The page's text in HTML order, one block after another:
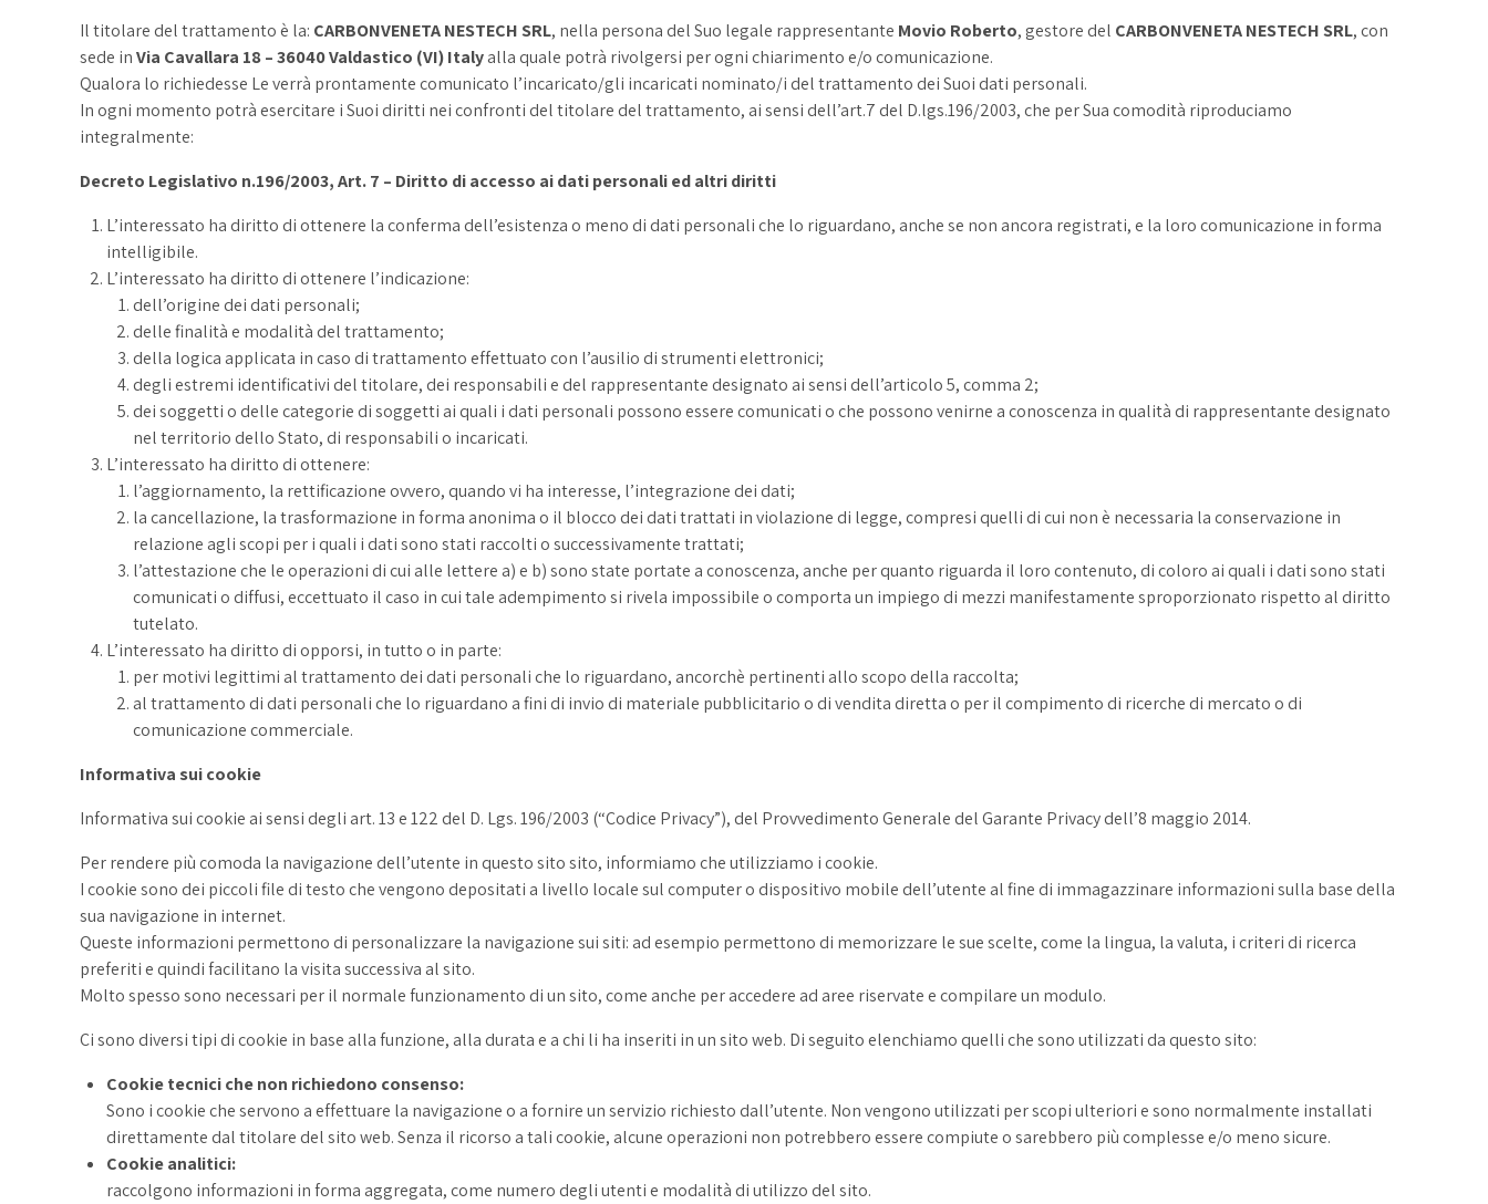
Il titolare del trattamento è la: CARBONVENETA NESTECH SRL, nella persona del Suo legale rappresentante Movio Roberto, gestore del CARBONVENETA NESTECH SRL, con
sede inVia Cavallara 18 – 36040 Valdastico (VI) Italyalla quale potrà rivolgersi per ogni chiarimento e/o comunicazione.
Qualora lo richiedesse Le verrà prontamente comunicato l’incaricato/gli incaricati nominato/i del trattamento dei Suoi dati personali.
In ogni momento potrà esercitare i Suoi diritti nei confronti del titolare del trattamento, ai sensi dell’art.7 del D.lgs.196/2003, che per Sua comodità riproduciamo
integralmente:
Decreto Legislativo n.196/2003, Art. 7 – Diritto di accesso ai dati personali ed altri diritti
L’interessato ha diritto di ottenere la conferma dell’esistenza o meno di dati personali che lo riguardano, anche se non ancora registrati, e la loro comunicazione in forma
intelligibile.
L’interessato ha diritto di ottenere l’indicazione:
dell’origine dei dati personali;
delle finalità e modalità del trattamento;
della logica applicata in caso di trattamento effettuato con l’ausilio di strumenti elettronici;
degli estremi identificativi del titolare, dei responsabili e del rappresentante designato ai sensi dell’articolo 5, comma 2;
dei soggetti o delle categorie di soggetti ai quali i dati personali possono essere comunicati o che possono venirne a conoscenza in qualità di rappresentante designato
nel territorio dello Stato, di responsabili o incaricati.
L’interessato ha diritto di ottenere:
l’aggiornamento, la rettificazione ovvero, quando vi ha interesse, l’integrazione dei dati;
la cancellazione, la trasformazione in forma anonima o il blocco dei dati trattati in violazione di legge, compresi quelli di cui non è necessaria la conservazione in
relazione agli scopi per i quali i dati sono stati raccolti o successivamente trattati;
l’attestazione che le operazioni di cui alle lettere a) e b) sono state portate a conoscenza, anche per quanto riguarda il loro contenuto, di coloro ai quali i dati sono stati
comunicati o diffusi, eccettuato il caso in cui tale adempimento si rivela impossibile o comporta un impiego di mezzi manifestamente sproporzionato rispetto al diritto
tutelato.
L’interessato ha diritto di opporsi, in tutto o in parte:
per motivi legittimi al trattamento dei dati personali che lo riguardano, ancorchè pertinenti allo scopo della raccolta;
al trattamento di dati personali che lo riguardano a fini di invio di materiale pubblicitario o di vendita diretta o per il compimento di ricerche di mercato o di
comunicazione commerciale.
Informativa sui cookie
Informativa sui cookie ai sensi degli art. 13 e 122 del D. Lgs. 196/2003 (“Codice Privacy”), del Provvedimento Generale del Garante Privacy dell’8 maggio 2014.
Per rendere più comoda la navigazione dell’utente in questo sito sito, informiamo che utilizziamo i cookie.
I cookie sono dei piccoli file di testo che vengono depositati a livello locale sul computer o dispositivo mobile dell’utente al fine di immagazzinare informazioni sulla base della
sua navigazione in internet.
Queste informazioni permettono di personalizzare la navigazione sui siti: ad esempio permettono di memorizzare le sue scelte, come la lingua, la valuta, i criteri di ricerca
preferiti e quindi facilitano la visita successiva al sito.
Molto spesso sono necessari per il normale funzionamento di un sito, come anche per accedere ad aree riservate e compilare un modulo.
Ci sono diversi tipi di cookie in base alla funzione, alla durata e a chi li ha inseriti in un sito web. Di seguito elenchiamo quelli che sono utilizzati da questo sito:
Cookie tecnici che non richiedono consenso:
Sono i cookie che servono a effettuare la navigazione o a fornire un servizio richiesto dall’utente. Non vengono utilizzati per scopi ulteriori e sono normalmente installati
direttamente dal titolare del sito web. Senza il ricorso a tali cookie, alcune operazioni non potrebbero essere compiute o sarebbero più complesse e/o meno sicure.
Cookie analitici:
raccolgono informazioni in forma aggregata, come numero degli utenti e modalità di utilizzo del sito.